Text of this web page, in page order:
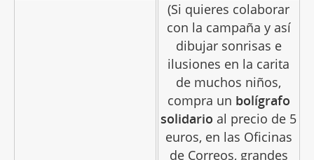
(Si quieres colaborar
con la campaña y así
dibujar sonrisas e
ilusiones en la carita
de muchos niños,
compra un bolígrafo
solidario al precio de 5
euros, en las Oficinas
de Correos, grandes